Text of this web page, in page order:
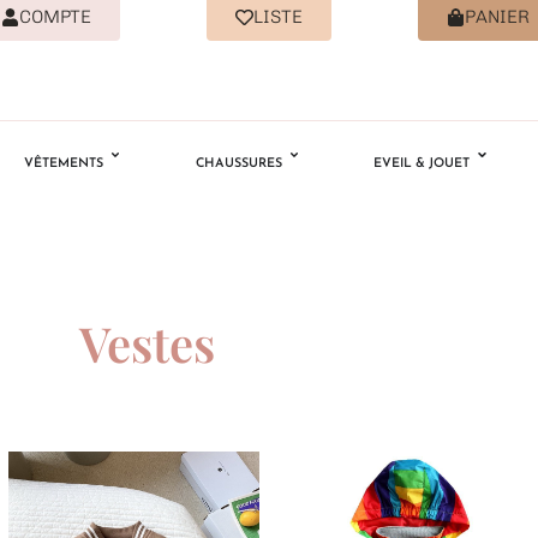
COMPTE LISTE PANIER
VÊTEMENTS CHAUSSURES EVEIL & JOUET
Vestes
Ajouter
Ajouter